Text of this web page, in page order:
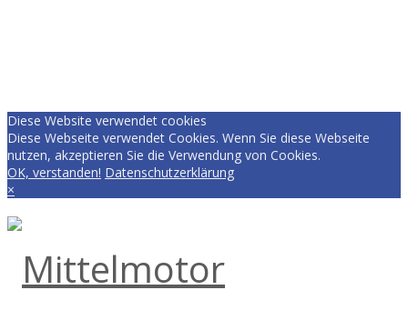
Diese Website verwendet cookies
Diese Webseite verwendet Cookies. Wenn Sie diese Webseite
nutzen, akzeptieren Sie die Verwendung von Cookies.
OK, verstanden! Datenschutzerklärung
×